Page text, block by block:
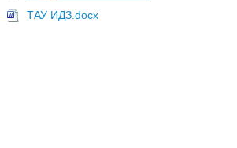
ТАУ ИДЗ.docx